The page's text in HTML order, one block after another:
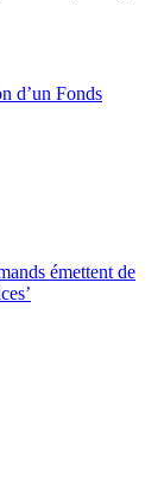
d’un Fonds
émettent de